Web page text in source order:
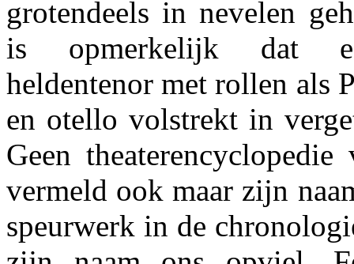
grotendeels in nevelen
is opmerkelijk dat
heldentenor met rollen als
en otello volstrekt in
Geen
vermeld ook maar zijn
speurwerk in de